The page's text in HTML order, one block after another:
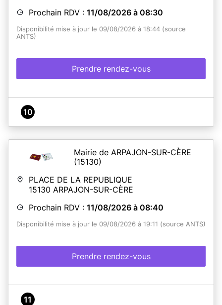
Prochain RDV : 11/08/2026 à 08:30
Disponibilité mise à jour le 09/08/2026 à 18:44 (source
ANTS)
Prendre rendez-vous
10
Mairie de ARPAJON-SUR-CÈRE
(15130)
PLACE DE LA REPUBLIQUE
15130 ARPAJON-SUR-CÈRE
Prochain RDV : 11/08/2026 à 08:40
Disponibilité mise à jour le 09/08/2026 à 19:11 (source ANTS)
Prendre rendez-vous
11